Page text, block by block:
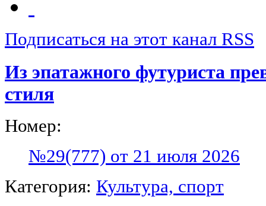
Подписаться на этот канал RSS
Из эпатажного футуриста
стиля
Номер:
№29(777) от 21 июля 2026
Категория: Культура, спорт